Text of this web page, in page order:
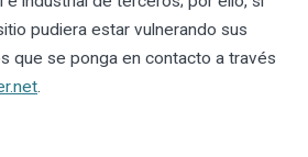
pudiera estar vulnerando sus
que se ponga en contacto a través
.